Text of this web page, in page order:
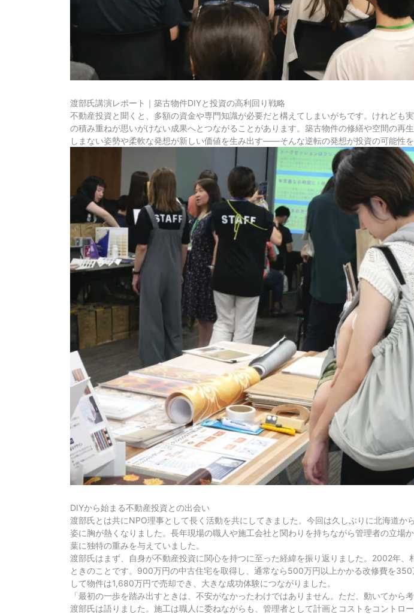
渡部氏講演レポート｜築古物件DIYと投資の高利回り戦略
不動産投資と聞くと、多額の資金や専門知識が必要だと構えてしまいがちです。けれども
の積み重ねが思いがけない成果へとつながることがあります。築古物件の修繕や空間の再
しまない姿勢や柔軟な発想が新しい価値を生み出す――そんな逆転の発想が投資の可能性を
DIYから始まる不動産投資との出会い
渡部氏とは共にNPO理事として長く活動を共にしてきました。今回は久しぶりに北海道か
姿に胸が熱くなりました。長年現場の職人や施工会社と関わりを持ちながら管理者の立場
葉に独特の重みを与えていました。
渡部氏はまず、自身が不動産投資に関心を持つに至った経緯を振り返りました。2002年、
ときのことです。900万円の中古住宅を取得し、通常なら500万円以上かかる改修費を350
して物件は1,680万円で売却でき、大きな成功体験につながりました。
「最初の一歩を踏み出すときは、不安がなかったわけではありません。ただ、動いてから
渡部氏は語りました。施工は職人に委ねながらも、管理者として計画とコストをコントロ